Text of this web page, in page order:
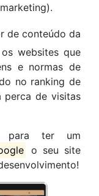
de conteúdo da
os websites que
e normas de
no ranking de
perca de visitas
para ter um
o seu site